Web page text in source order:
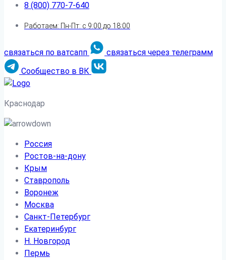
8 (800) 770-7-640
Работаем: Пн-Пт: с 9:00 до 18:00
связаться по ватсапп
связаться через телеграмм
Сообщество в ВК
Краснодар
Россия
Ростов-на-дону
Крым
Ставрополь
Воронеж
Москва
Санкт-Петербург
Екатеринбург
Н. Новгород
Пермь